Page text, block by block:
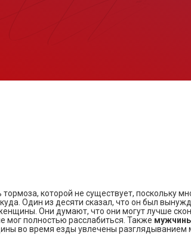
которой не существует, поскольку
Один из десяти сказал, что он был
Они думают, что они могут лучше
мог полностью расслабиться. Также
во время езды увлечены разглядыванием